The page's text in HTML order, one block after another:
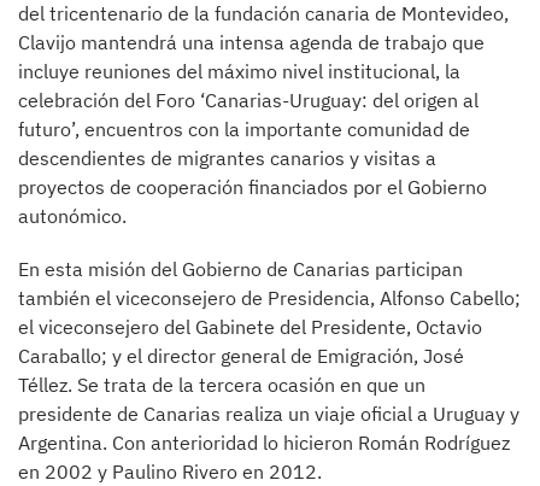
del tricentenario de la fundación canaria de Montevideo,
Clavijo mantendrá una intensa agenda de trabajo que
incluye reuniones del máximo nivel institucional, la
celebración del Foro ‘Canarias-Uruguay: del origen al
futuro’, encuentros con la importante comunidad de
descendientes de migrantes canarios y visitas a
proyectos de cooperación financiados por el Gobierno
autonómico.
En esta misión del Gobierno de Canarias participan
también el viceconsejero de Presidencia, Alfonso Cabello;
el viceconsejero del Gabinete del Presidente, Octavio
Caraballo; y el director general de Emigración, José
Téllez. Se trata de la tercera ocasión en que un
presidente de Canarias realiza un viaje oficial a Uruguay y
Argentina. Con anterioridad lo hicieron Román Rodríguez
en 2002 y Paulino Rivero en 2012.